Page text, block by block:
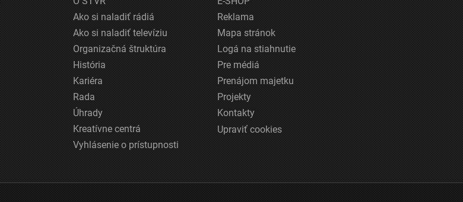
Ako si naladiť rádiá
Ako si naladiť televíziu
Organizačná štruktúra
História
Kariéra
Rada
Úhrady
Kreatívne centrá
Vyhlásenie o prístupnosti
Reklama
Mapa stránok
Logá na stiahnutie
Pre médiá
Prenájom majetku
Projekty
Kontakty
Upraviť cookies